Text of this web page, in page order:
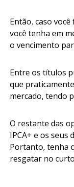
Então, caso
você tenha em
o vencimento
Entre os títulos
que
mercado, tendo
O restante das
IPCA+ e os seus
Portanto, tenha
resgatar no